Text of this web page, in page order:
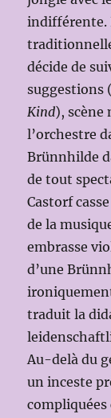
indifférente.
décide de
suggestions (
Kind), scène
l’orchestre
Brünnhilde
de tout
Castorf
de la
embrasse
d’une
traduit la
Au-delà du
un inceste